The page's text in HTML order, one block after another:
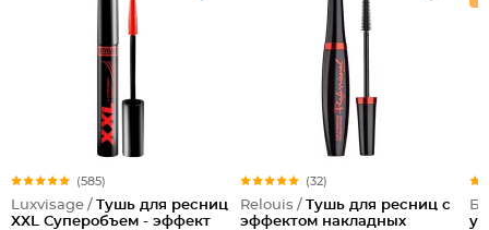
(585)
Luxvisage / Тушь для ресниц
XXL Суперобъем - эффект
(32)
Relouis / Тушь для ресниц с
эффектом накладных